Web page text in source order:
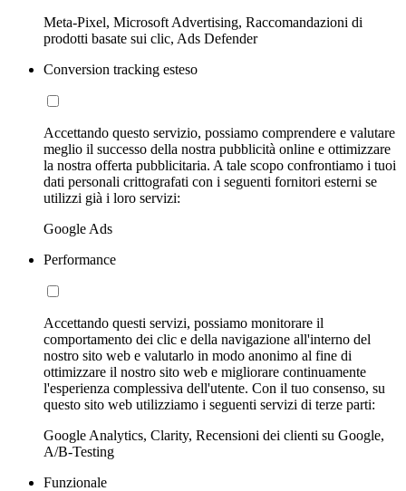
Meta-Pixel, Microsoft Advertising, Raccomandazioni di
prodotti basate sui clic, Ads Defender
Conversion tracking esteso
Accettando questo servizio, possiamo comprendere e valutare
meglio il successo della nostra pubblicità online e ottimizzare
la nostra offerta pubblicitaria. A tale scopo confrontiamo i tuoi
dati personali crittografati con i seguenti fornitori esterni se
utilizzi già i loro servizi:
Google Ads
Performance
Accettando questi servizi, possiamo monitorare il
comportamento dei clic e della navigazione all'interno del
nostro sito web e valutarlo in modo anonimo al fine di
ottimizzare il nostro sito web e migliorare continuamente
l'esperienza complessiva dell'utente. Con il tuo consenso, su
questo sito web utilizziamo i seguenti servizi di terze parti:
Google Analytics, Clarity, Recensioni dei clienti su Google,
A/B-Testing
Funzionale